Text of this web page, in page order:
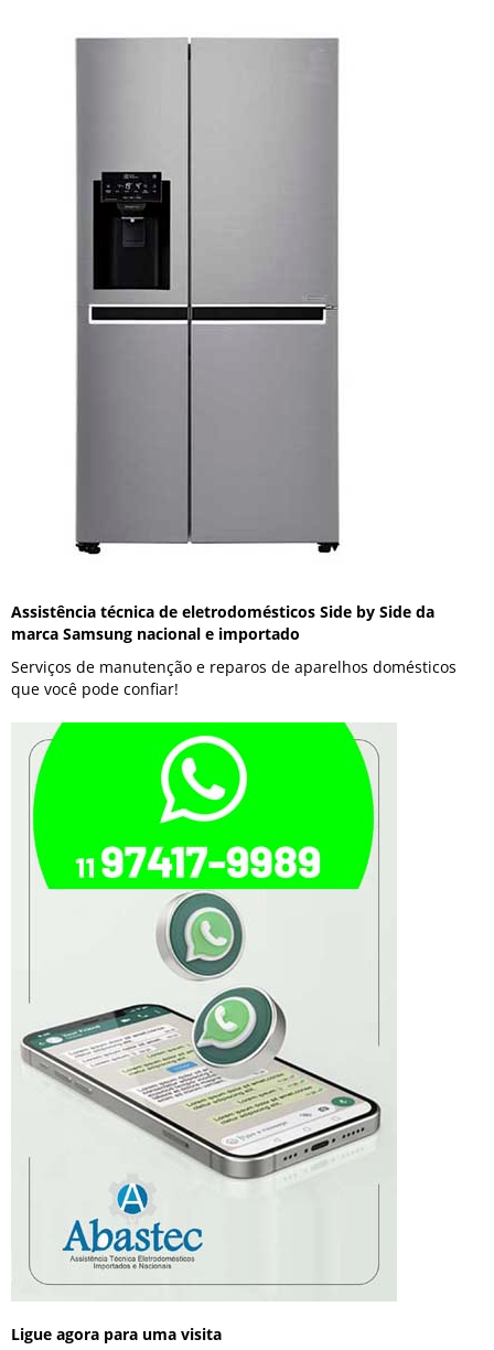
Assistência técnica de eletrodomésticos Side by Side da
marca Samsung nacional e importado
Serviços de manutenção e reparos de aparelhos domésticos
que você pode confiar!
Ligue agora para uma visita